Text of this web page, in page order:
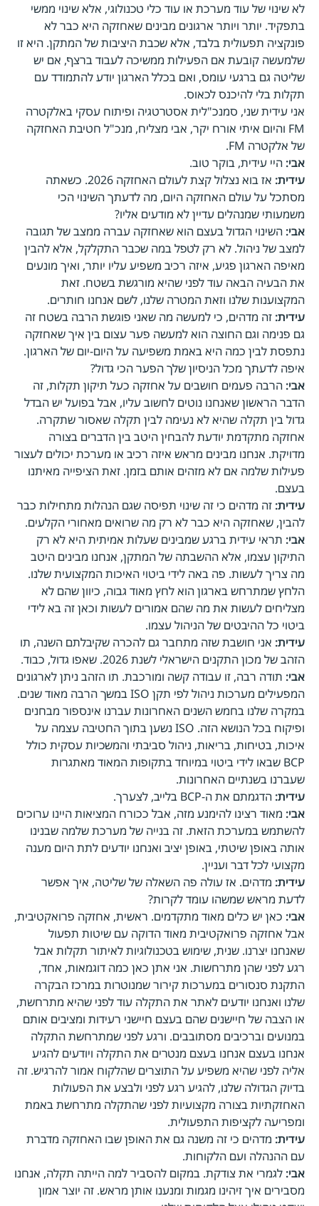
לא שינוי של עוד מערכת או עוד כלי טכנולוגי, אלא שינוי ממשי
בתפקיד. יותר ויותר ארגונים מבינים שאחזקה היא כבר לא
פונקציה תפעולית בלבד, אלא שכבת היציבות של המתקן. היא זו
שלמעשה קובעת אם הפעילות ממשיכה לעבוד ברצף, אם יש
שליטה גם ברגעי עומס, ואם בכלל הארגון יודע להתמודד עם
תקלות בלי להיכנס לכאוס.
אני עידית שני, סמנכ"לית אסטרטגיה ופיתוח עסקי באלקטרה
FM והיום איתי אורח יקר, אבי מצליח, מנכ"ל חטיבת האחזקה
של אלקטרה FM.
אבי: היי עידית, בוקר טוב.
עידית:
אז בוא נצלול קצת לעולם האחזקה 2026. כשאתה
מסתכל על עולם האחזקה היום, מה לדעתך השינוי הכי
משמעותי שמנהלים עדיין לא מודעים אליו?
אבי: השינוי הגדול בעצם הוא שאחזקה עברה ממצב של תגובה
למצב של ניהול. לא רק לטפל במה שכבר התקלקל, אלא להבין
מאיפה הארגון פגיע, איזה רכיב משפיע עליו יותר, ואיך מונעים
את הבעיה הבאה עוד לפני שהיא מורגשת בשטח. זאת
המקצוענות שלנו וזאת המטרה שלנו, לשם אנחנו חותרים.
עידית: זה מדהים, כי למעשה מה שאני פוגשת הרבה בשטח זה
גם פנימה וגם החוצה הוא למעשה פער עצום בין איך שאחזקה
נתפסת לבין כמה היא באמת משפיעה על היום-יום של הארגון.
איפה לדעתך מכל הניסיון שלך הפער הכי גדול?
אבי: הרבה פעמים חושבים על אחזקה כעל תיקון תקלות, זה
הדבר הראשון שאנחנו נוטים לחשוב עליו, אבל בפועל יש הבדל
גדול בין תקלה שהיא לא נעימה לבין תקלה שאסור שתקרה.
אחזקה מתקדמת יודעת להבחין היטב בין הדברים בצורה
מדויקת. אנחנו מבינים מראש איזה רכיב או מערכת יכולים לעצור
פעילות שלמה אם לא מזהים אותם בזמן. זאת הציפייה מאיתנו
בעצם.
עידית: זה מדהים כי זה שינוי תפיסה שגם הנהלות מתחילות כבר
להבין, שאחזקה היא כבר לא רק מה שרואים מאחורי הקלעים.
אבי: תראי עידית ברגע שמבינים שעלות אמיתית היא לא רק
התיקון עצמו, אלא ההשבתה של המתקן, אנחנו מבינים היטב
מה צריך לעשות. פה באה לידי ביטוי האיכות המקצועית שלנו.
הלחץ שמתרחש בארגון הוא לחץ מאוד גבוה, כיוון שהם לא
מצליחים לעשות את מה שהם אמורים לעשות וכאן זה בא לידי
ביטוי כל ההיבטים של הניהול עצמו.
עידית: אני חושבת שזה מתחבר גם להכרה שקיבלתם השנה, תו
הזהב של מכון התקנים הישראלי לשנת 2026. שאפו גדול, כבוד.
אבי: תודה רבה, זו עבודה קשה ומורכבת. תו הזהב ניתן לארגונים
המפעילים מערכות ניהול לפי תקן ISO במשך הרבה מאוד שנים.
במקרה שלנו בחמש השנים האחרונות עברנו אינספור מבחנים
ופיקוח בכל הנושא הזה. ISO נשען בתוך החטיבה עצמה על
איכות, בטיחות, בריאות, ניהול סביבתי והמשכיות עסקית כולל
BCP שבאו לידי ביטוי במיוחד בתקופות המאוד מאתגרות
שעברנו בשנתיים האחרונות.
עידית: הדגמתם את ה-BCP בלייב, לצערך.
אבי: מאוד רצינו להימנע מזה, אבל ככורח המציאות היינו ערוכים
להשתמש במערכת הזאת. זה בנייה של מערכת שלמה שבנינו
אותה באופן שיטתי, באופן יציב ואנחנו יודעים לתת היום מענה
מקצועי לכל דבר ועניין.
עידית: מדהים. אז עולה פה השאלה של שליטה, איך אפשר
לדעת מראש שמשהו עומד לקרות?
אבי: כאן יש כלים מאוד מתקדמים. ראשית, אחזקה פרואקטיבית,
אבל אחזקה פרואקטיבית מאוד הדוקה עם שיטות תפעול
שאנחנו יצרנו. שנית, שימוש בטכנולוגיות לאיתור תקלות אבל
רגע לפני שהן מתרחשות. אני אתן כאן כמה דוגמאות, אחד,
התקנת סנסורים במערכות קירור שמנוטרות במרכז הבקרה
שלנו ואנחנו יודעים לאתר את התקלה עוד לפני שהיא מתרחשת,
או הצבה של חיישנים שהם בעצם חיישני רעידות ומציבים אותם
במנועים וברכיבים מסתובבים. ורגע לפני שמתרחשת התקלה
אנחנו בעצם אנחנו בעצם מנטרים את התקלה ויודעים להגיע
אליה לפני שהיא משפיע על התוצרים שהלקוח אמור להרגיש. זה
בדיוק הגדולה שלנו, להגיע רגע לפני ולבצע את הפעולות
האחזקתיות בצורה מקצועיות לפני שהתקלה מתרחשת באמת
ומפריעה לקציפות התפעולית.
עידית: מדהים כי זה משנה גם את האופן שבו האחזקה מדברת
עם ההנהלה ועם הלקוחות.
אבי: לגמרי את צודקת. במקום להסביר למה הייתה תקלה, אנחנו
מסבירים איך זיהינו מגמות ומנענו אותן מראש. זה יוצר אמון